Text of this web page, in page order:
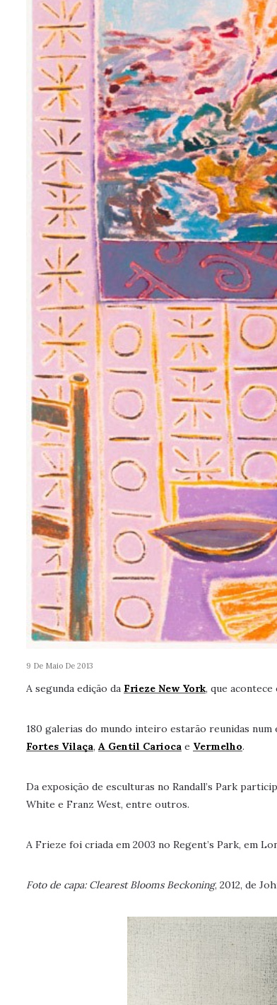
9 De Maio De 2013
A segunda edição da Frieze New York, que acontece
180 galerias do mundo inteiro estarão reunidas num
Fortes Vilaça, A Gentil Carioca e Vermelho.
Da exposição de esculturas no Randall’s Park
White e Franz West, entre outros.
A Frieze foi criada em 2003 no Regent’s Park, em
Foto de capa: Clearest Blooms Beckoning, 2012, de